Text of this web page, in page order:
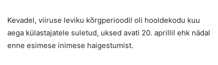
Kevadel, viiruse leviku kõrgperioodil oli hooldekodu kuu
aega külastajatele suletud, uksed avati 20. aprillil ehk nädal
enne esimese inimese haigestumist.